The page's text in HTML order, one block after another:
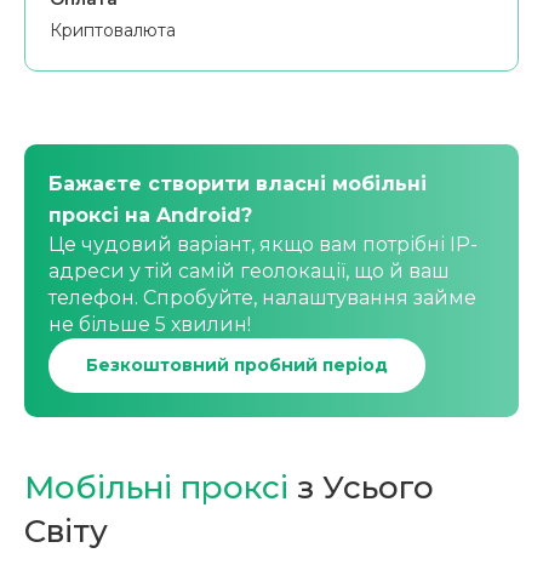
Криптовалюта
Бажаєте створити власні мобільні
проксі на Android?
Це чудовий варіант, якщо вам потрібні IP-
адреси у тій самій геолокації, що й ваш
телефон. Спробуйте, налаштування займе
не більше 5 хвилин!
Безкоштовний пробний період
Мобільні проксі з Усього
Світу